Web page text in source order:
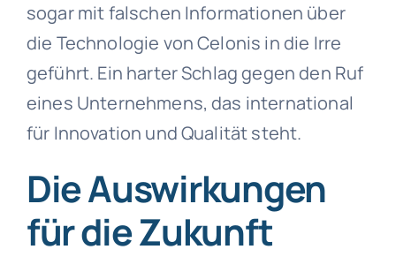
sogar mit falschen Informationen über
die Technologie von Celonis in die Irre
geführt. Ein harter Schlag gegen den Ruf
eines Unternehmens, das international
für Innovation und Qualität steht.
Die Auswirkungen
für die Zukunft